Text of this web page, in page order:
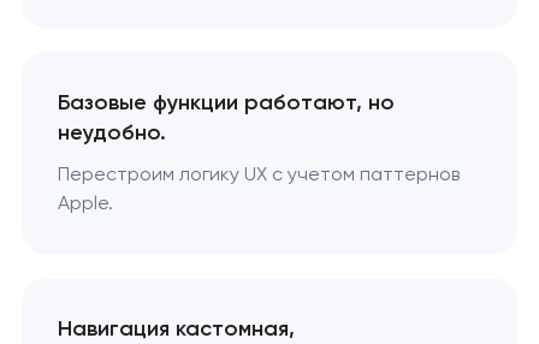
Базовые функции работают, но
неудобно.
Перестроим логику UX с учетом паттернов
Apple.
Навигация кастомная,